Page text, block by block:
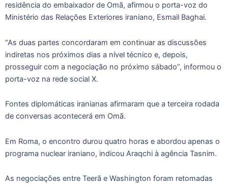
residência do embaixador de Omã, afirmou o porta-voz do
Ministério das Relações Exteriores iraniano, Esmail Baghai.
“As duas partes concordaram em continuar as discussões
indiretas nos próximos dias a nível técnico e, depois,
prosseguir com a negociação no próximo sábado”, informou o
porta-voz na rede social X.
Fontes diplomáticas iranianas afirmaram que a terceira rodada
de conversas acontecerá em Omã.
Em Roma, o encontro durou quatro horas e abordou apenas o
programa nuclear iraniano, indicou Araqchi à agência Tasnim.
As negociações entre Teerã e Washington foram retomadas